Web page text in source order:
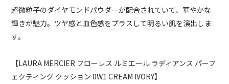
超微粒子のダイヤモンドパウダーが配合されていて、華やかな
輝きが魅力。ツヤ感と血色感をプラスして明るい肌を演出しま
す。
【LAURA MERCIER フローレス ルミエール ラディアンス パーフ
ェクティング クッション 0W1 CREAM IVORY】